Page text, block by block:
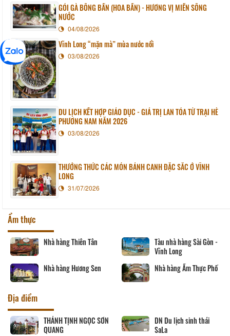
GỎI GÀ BÔNG BẦN (HOA BẦN) - HƯƠNG VỊ MIỀN SÔNG
NƯỚC
04/08/2026
Vĩnh Long “mặn mà” mùa nước nổi
03/08/2026
DU LỊCH KẾT HỢP GIÁO DỤC - GIÁ TRỊ LAN TỎA TỪ TRẠI HÈ
PHƯƠNG NAM NĂM 2026
03/08/2026
THƯỞNG THỨC CÁC MÓN BÁNH CANH ĐẶC SẮC Ở VĨNH
LONG
31/07/2026
Ẩm thực
Nhà hàng Thiên Tân
Tàu nhà hàng Sài Gòn -
Vĩnh Long
Nhà hàng Hương Sen
Nhà hàng Ẩm Thực Phố
Địa điểm
THÁNH TỊNH NGỌC SƠN
QUANG
DN Du lịch sinh thái
SaLa